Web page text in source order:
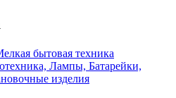
бытовая техника
Лампы, Батарейки,
изделия